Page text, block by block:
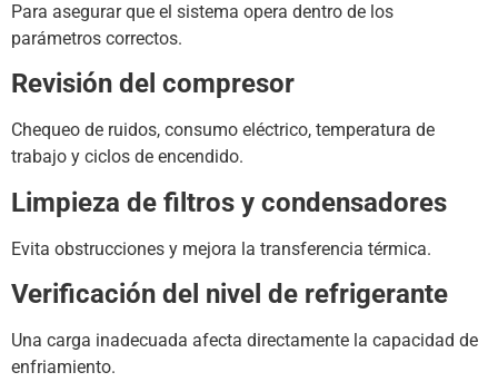
Para asegurar que el sistema opera dentro de los
parámetros correctos.
Revisión del compresor
Chequeo de ruidos, consumo eléctrico, temperatura de
trabajo y ciclos de encendido.
Limpieza de filtros y condensadores
Evita obstrucciones y mejora la transferencia térmica.
Verificación del nivel de refrigerante
Una carga inadecuada afecta directamente la capacidad de
enfriamiento.